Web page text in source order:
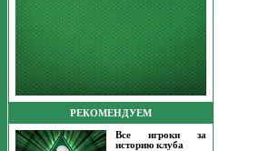
РЕКОМЕНДУЕМ
Все игроки за
историю клуба